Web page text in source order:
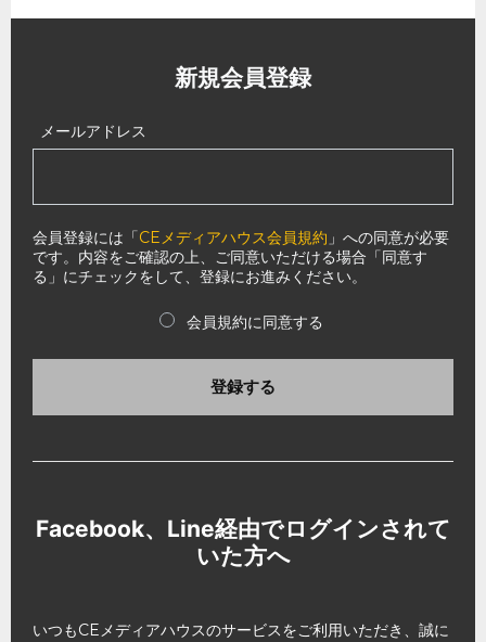
新規会員登録
メールアドレス
会員登録には「CEメディアハウス会員規約 」への同意が必要
です。内容をご確認の上、ご同意いただける場合「同意す
る」にチェックをして、登録にお進みください。
会員規約に同意する
登録する
Facebook、Line経由でログインされて
いた方へ
いつもCEメディアハウスのサービスをご利用いただき、誠に